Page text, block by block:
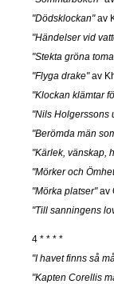
"Dödsklockan"av
"Händelser vid
"Stekta gröna
"Flyga drake"av
"Klockan klämtar
"Nils Holgerssons
"Berömda män
"Kärlek, vänskap,
"Mörker och
"Mörka platser"av
"Till sanningens
4 * * * *
"I havet finns så
"Kapten Corellis